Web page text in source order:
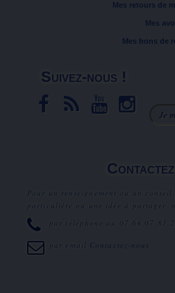
Mes retours de
Mes
Mes bons de
Suivez-nous !
Pour un renseignement ou un conseil
particulière ou une idée à partager,
par téléphone au
par email Contactez-nous